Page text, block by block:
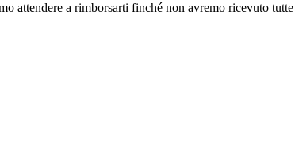
attendere a rimborsarti finché non avremo ricevuto